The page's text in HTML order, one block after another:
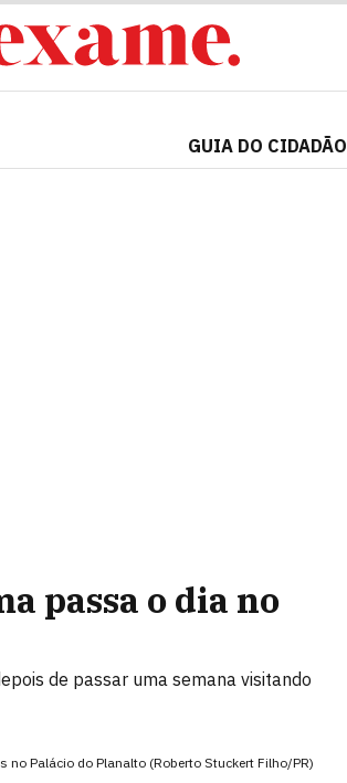
GUIA DO CIDADÃO
passa o dia no
de passar uma semana visitando
Palácio do Planalto (Roberto Stuckert Filho/PR)